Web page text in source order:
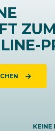
ZUM
KEINE